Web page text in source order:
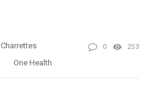
Charrettes
One Health
0 253